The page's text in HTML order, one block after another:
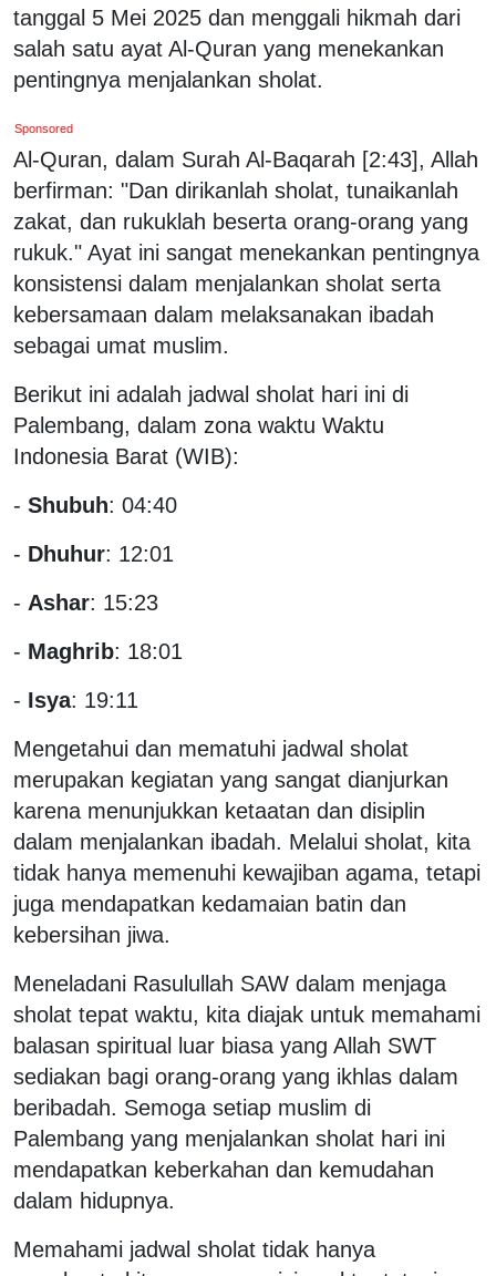
tanggal 5 Mei 2025 dan menggali hikmah dari
salah satu ayat Al-Quran yang menekankan
pentingnya menjalankan sholat.
Sponsored
Al-Quran, dalam Surah Al-Baqarah [2:43], Allah
berfirman: "Dan dirikanlah sholat, tunaikanlah
zakat, dan rukuklah beserta orang-orang yang
rukuk." Ayat ini sangat menekankan pentingnya
konsistensi dalam menjalankan sholat serta
kebersamaan dalam melaksanakan ibadah
sebagai umat muslim.
Berikut ini adalah jadwal sholat hari ini di
Palembang, dalam zona waktu Waktu
Indonesia Barat (WIB):
- Shubuh: 04:40
- Dhuhur: 12:01
- Ashar: 15:23
- Maghrib: 18:01
- Isya: 19:11
Mengetahui dan mematuhi jadwal sholat
merupakan kegiatan yang sangat dianjurkan
karena menunjukkan ketaatan dan disiplin
dalam menjalankan ibadah. Melalui sholat, kita
tidak hanya memenuhi kewajiban agama, tetapi
juga mendapatkan kedamaian batin dan
kebersihan jiwa.
Meneladani Rasulullah SAW dalam menjaga
sholat tepat waktu, kita diajak untuk memahami
balasan spiritual luar biasa yang Allah SWT
sediakan bagi orang-orang yang ikhlas dalam
beribadah. Semoga setiap muslim di
Palembang yang menjalankan sholat hari ini
mendapatkan keberkahan dan kemudahan
dalam hidupnya.
Memahami jadwal sholat tidak hanya